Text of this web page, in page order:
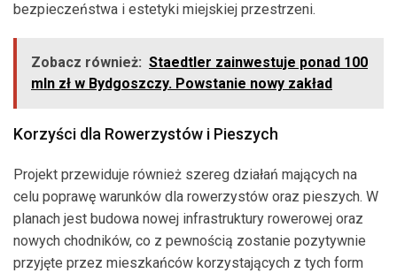
bezpieczeństwa i estetyki miejskiej przestrzeni.
Zobacz również: Staedtler zainwestuje ponad 100
mln zł w Bydgoszczy. Powstanie nowy zakład
Korzyści dla Rowerzystów i Pieszych
Projekt przewiduje również szereg działań mających na
celu poprawę warunków dla rowerzystów oraz pieszych. W
planach jest budowa nowej infrastruktury rowerowej oraz
nowych chodników, co z pewnością zostanie pozytywnie
przyjęte przez mieszkańców korzystających z tych form